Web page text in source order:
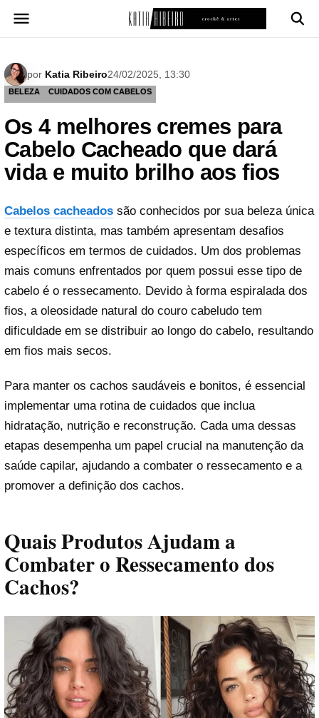
para
por Katia Ribeiro24/02/2025, 13:30
BELEZA CUIDADOS COM CABELOS
Os 4 melhores cremes para
Cabelo Cacheado que dará
vida e muito brilho aos fios
Cabelos cacheados são conhecidos por sua beleza única
e textura distinta, mas também apresentam desafios
específicos em termos de cuidados. Um dos problemas
mais comuns enfrentados por quem possui esse tipo de
cabelo é o ressecamento. Devido à forma espiralada dos
fios, a oleosidade natural do couro cabeludo tem
dificuldade em se distribuir ao longo do cabelo, resultando
em fios mais secos.
Para manter os cachos saudáveis e bonitos, é essencial
implementar uma rotina de cuidados que inclua
hidratação, nutrição e reconstrução. Cada uma dessas
etapas desempenha um papel crucial na manutenção da
saúde capilar, ajudando a combater o ressecamento e a
promover a definição dos cachos.
Quais Produtos Ajudam a
Combater o Ressecamento dos
Cachos?